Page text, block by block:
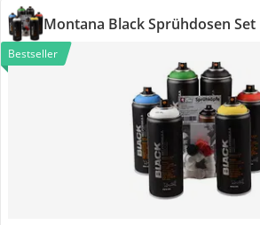
Montana Black Sprühdosen Set
Bestseller